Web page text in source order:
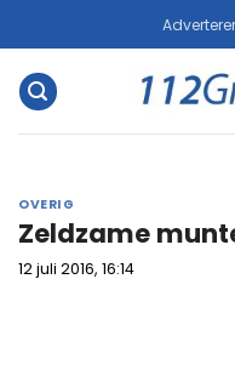
naar
inhoud
OVERIG
Zeldzame
12 juli 2016, 16:14